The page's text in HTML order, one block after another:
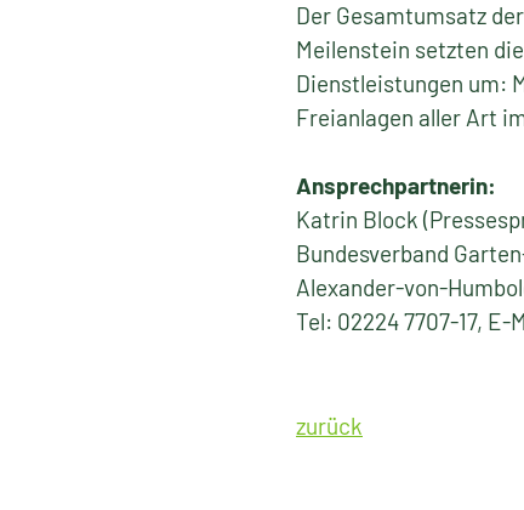
Der Gesamtumsatz
Meilenstein setzten
Dienstleistungen um:
Freianlagen aller Art
Ansprechpartnerin:
Katrin Block
Bundesverband
Alexander-von-
Tel: 02224 7707-17,
zurück